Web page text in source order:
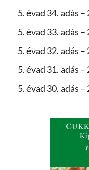
5. évad 34. adás
5. évad 33. adás
5. évad 32. adás
5. évad 31. adás
5. évad 30. adás